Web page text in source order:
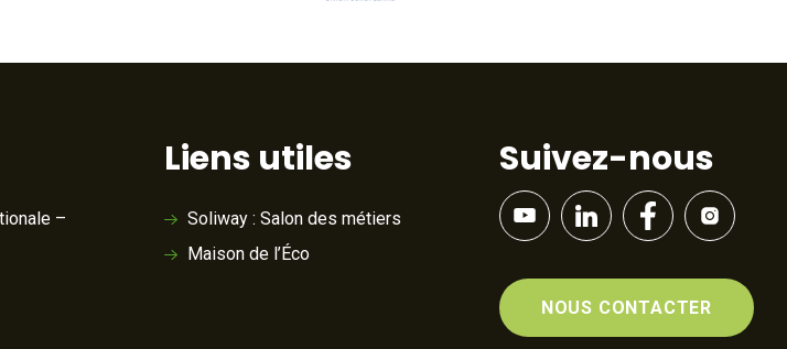
–
Liens utiles
Soliway : Salon des métiers
Maison de l’Éco
Suivez-nous
NOUS CONTACTER